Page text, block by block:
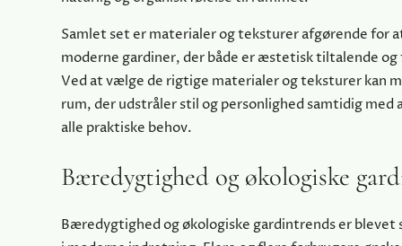
Samlet set er materialer og teksturer afgørende for
moderne gardiner, der både er æstetisk tiltalende
Ved at vælge de rigtige materialer og teksturer kan
rum, der udstråler stil og personlighed samtidig med
alle praktiske behov.
Bæredygtighed og økologiske
Bæredygtighed og økologiske gardintrends er blevet